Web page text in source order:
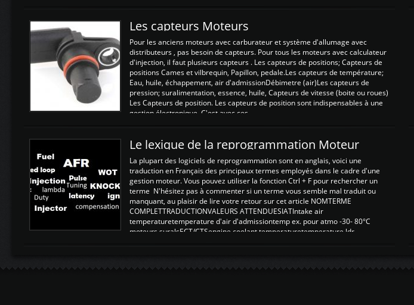
Les capteurs Moteurs
Pour les anciens moteurs avec carburateur et système d'allumage avec
distributeurs , pas besoin de capteurs. Pour tous les moteurs avec calculateur
d'injection, il faut plusieurs capteurs . Les capteurs de positions; Capteurs de
positions Cames et vilbrequin, Papillon, pedale.Les capteurs de température;
Eau, huile, échappement, air d'admissionDébimetre (air)Les capteurs de
pression; suralimentation, essence, huile, Capteurs de vitesse (boite ou roues)
Les Capteurs de position. Les capteurs de position sont indispensables à une
gestion électronique. C'est avec ces ...
Le lexique de la reprogrammation Moteur
La plupart des logiciels de reprogrammation sont en anglais, voici une
traduction en Français des principaux termes employés dans le cadre d'une
gestion moteur. Vous pouvez utiliser la fonction Ctrl + F pour rechercher un
terme N'hésitez pas à commenter si un terme vous semble mal traduit ou
manquant, au plaisir de lire votre retour sur cet article NOMTERME
COMPLETTRADUCTIONVALEURS ATTENDUESIATIntake air
temperaturetemperature d'air d'admissiontemp ex. pour atmo -30- 80°C
moteurs suralsECT/CTSengine coolant temperaturetemperature ldr